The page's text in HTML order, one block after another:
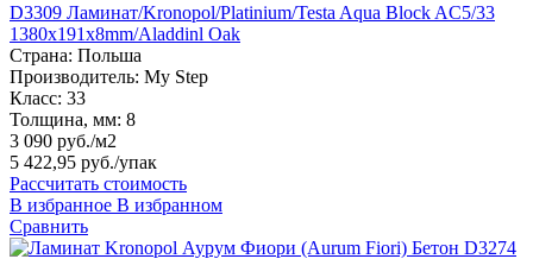
D3309 Ламинат/Kronopol/Platinium/Testa Aqua Block AC5/33
1380х191х8mm/Aladdinl Oak
Страна: Польша
Производитель: My Step
Класс: 33
Толщина, мм: 8
3 090 руб./м2
5 422,95 руб./упак
Рассчитать стоимость
В избранное В избранном
Сравнить